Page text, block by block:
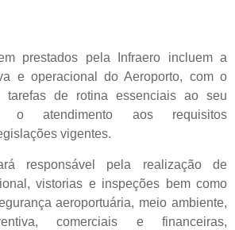
prestados pela Infraero incluem a
e operacional do Aeroporto, com o
tarefas de rotina essenciais ao seu
o atendimento aos requisitos
vigentes.
responsável pela realização de
vistorias e inspeções bem como
aeroportuária, meio ambiente,
comerciais e financeiras,